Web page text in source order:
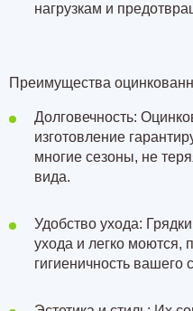
нагрузкам и
Преимущества
Долговечность:
изготовление
многие сезоны, не
вида.
Удобство ухода:
ухода и легко моются,
гигиеничность вашего